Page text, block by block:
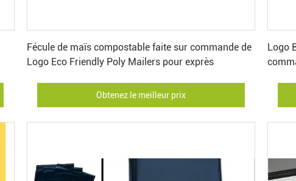
Fécule de maïs compostable faite sur commande de
Logo Eco Friendly Poly Mailers pour exprès
Obtenez le meilleur prix
Logo